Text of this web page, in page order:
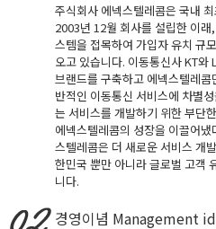
주식회사 에넥스텔레콤은 국내
2003년 12월 회사를 설립한 이
스템을 접목하여 가입자 유치 규
오고 있습니다. 이동통신사 KT와
브랜드를 구축하고 에넥스텔레
반적인 이동통신 서비스에 차별
는 서비스를 개발하기 위한 부단
에넥스텔레콤의 성장을 이끌어
스텔레콤은 더 새로운 서비스 개
한민국 뿐만 아니라 글로벌 고객
니다.
경영이념 Management